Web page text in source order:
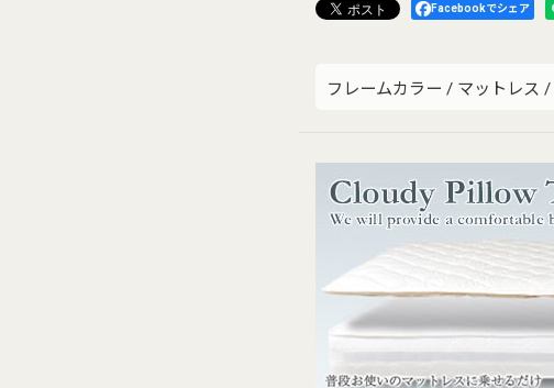
Facebookでシェア
フレームカラー / マットレス /